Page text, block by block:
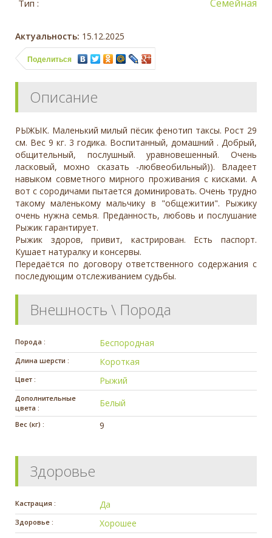
Тип : Семейная
Актуальность: 15.12.2025
Поделиться
Описание
РЫЖЫК. Маленький милый пёсик фенотип таксы. Рост 29
см. Вес 9 кг. 3 годика. Воспитанный, домашний . Добрый,
общительный, послушный. уравновешенный. Очень
ласковый, мохно сказать -любвеобильный)). Владеет
навыком совметного мирного проживания с кисками. А
вот с сородичами пытается доминировать. Очень трудно
такому маленькому мальчику в "общежитии". Рыжику
очень нужна семья. Преданность, любовь и послушание
Рыжик гарантирует.
Рыжик здоров, привит, кастрирован. Есть паспорт.
Кушает натуралку и консервы.
Передаётся по договору ответственного содержания с
последующим отслеживанием судьбы.
Внешность \ Порода
Порода : Беспородная
Длина шерсти : Короткая
Цвет : Рыжий
Дополнительные
цвета :
Белый
Вес (кг) : 9
Здоровье
Кастрация : Да
Здоровье : Хорошее